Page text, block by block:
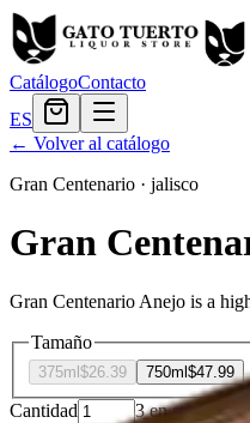
CatálogoContacto
ES
← Volver al catálogo
Gran Centenario · jalisco
Gran
Gran Centenario Anejo is a
Tamaño
375ml $26.39 750ml $47.99
Cantidad 3en stock